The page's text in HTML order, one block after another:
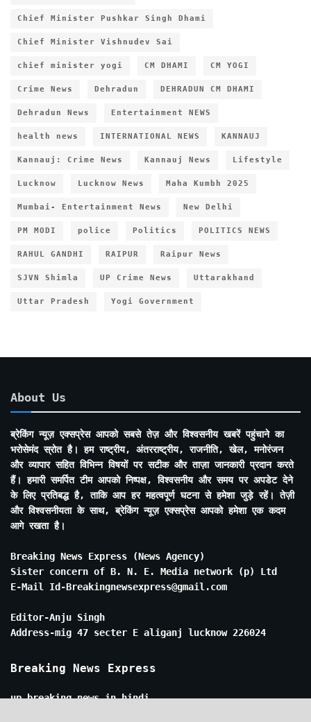
Chief Minister Pushkar Singh Dhami
Chief Minister Vishnudev Sai
chief minister yogi CM DHAMI CM YOGI
Crime News Dehradun DEHRADUN CM DHAMI
Dehradun News Entertainment NEWS
health news INTERNATIONAL NEWS KANNAUJ
Kannauj: Crime News Kannauj News Lifestyle
Lucknow Lucknow News Maha Kumbh 2025
Mumbai- Entertainment News New Delhi
PM MODI police Politics POLITICS NEWS
RAHUL GANDHI RAIPUR Raipur News
SJVN Shimla UP Crime News Uttarakhand
Uttar Pradesh Yogi Government
About Us
ब्रेकिंग न्यूज़ एक्सप्रेस आपको सबसे तेज़ और विश्वसनीय खबरें पहुंचाने का
भरोसेमंद स्रोत है। हम राष्ट्रीय, अंतरराष्ट्रीय, राजनीति, खेल, मनोरंजन
और व्यापार सहित विभिन्न विषयों पर सटीक और ताज़ा जानकारी प्रदान करते
हैं। हमारी समर्पित टीम आपको निष्पक्ष, विश्वसनीय और समय पर अपडेट देने
के लिए प्रतिबद्ध है, ताकि आप हर महत्वपूर्ण घटना से हमेशा जुड़े रहें। तेज़ी
और विश्वसनीयता के साथ, ब्रेकिंग न्यूज़ एक्सप्रेस आपको हमेशा एक कदम
आगे रखता है।
Breaking News Express (News Agency)
Sister concern of B. N. E. Media network (p) Ltd
E-Mail Id-Breakingnewsexpress@gmail.com
Editor-Anju Singh
Address-mig 47 secter E aliganj lucknow 226024
Breaking News Express
up breaking news in hindi